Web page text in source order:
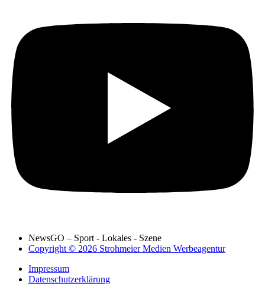
NewsGO – Sport - Lokales - Szene
Copyright © 2026 Strohmeier Medien Werbeagentur
Impressum
Datenschutzerklärung